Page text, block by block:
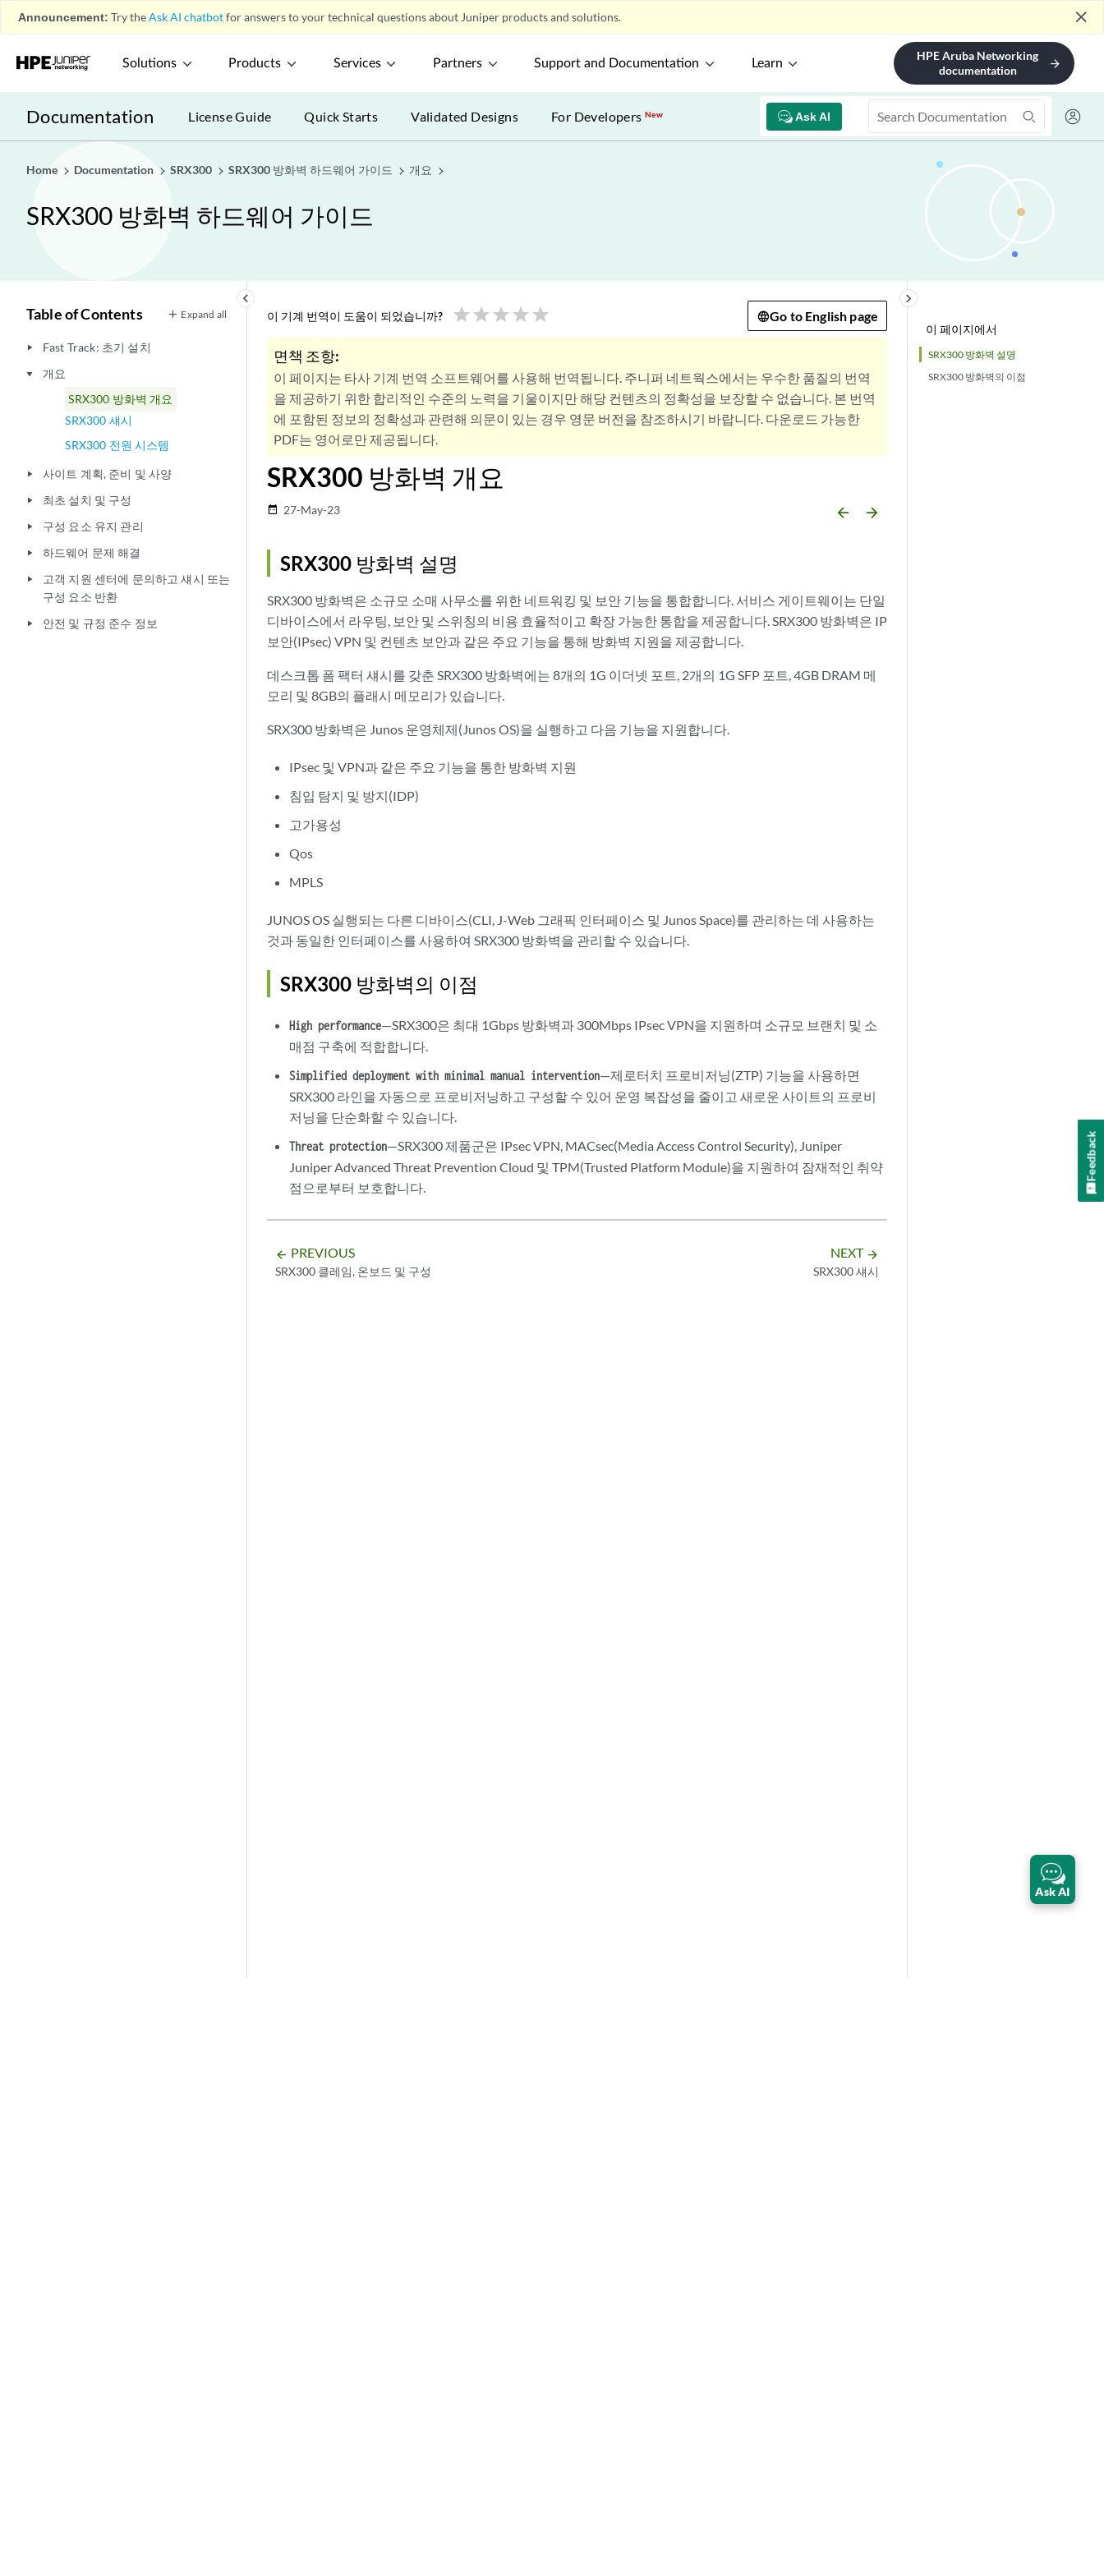
Announcement: Try theAsk AI chatbotfor answers to your technical questions about Juniper products and solutions. close
Solutions Products Services Partners Support and Documentation Learn
HPE Aruba Networking
documentation
arrow_forward
Documentation Ask AI
License Guide Quick Starts Validated Designs For DevelopersNew
Home Documentation SRX300 SRX300 방화벽 하드웨어 가이드 개요
SRX300 방화벽 하드웨어 가이드
keyboard_arrow_left
Table of Contents Expand all
play_arrow Fast Track: 초기 설치
play_arrow
개요
SRX300 방화벽 개요
SRX300 섀시
SRX300 전원 시스템
play_arrow 사이트 계획, 준비 및 사양
play_arrow 최초 설치 및 구성
play_arrow 구성 요소 유지 관리
play_arrow 하드웨어 문제 해결
play_arrow
고객 지원 센터에 문의하고 섀시 또는
구성 요소 반환
play_arrow 안전 및 규정 준수 정보
이 페이지에서
SRX300 방화벽 설명
SRX300 방화벽의 이점
keyboard_arrow_right
이 기계 번역이 도움이 되었습니까? star star star star star Go to English page
면책 조항:
이 페이지는 타사 기계 번역 소프트웨어를 사용해 번역됩니다. 주니퍼 네트웍스에서는 우수한 품질의 번역
을 제공하기 위한 합리적인 수준의 노력을 기울이지만 해당 컨텐츠의 정확성을 보장할 수 없습니다. 본 번역
에 포함된 정보의 정확성과 관련해 의문이 있는 경우 영문 버전을 참조하시기 바랍니다. 다운로드 가능한
PDF는 영어로만 제공됩니다.
SRX300 방화벽 개요
date_range 27-May-23 arrow_backward arrow_forward
SRX300 방화벽 설명
SRX300 방화벽은 소규모 소매 사무소를 위한 네트워킹 및 보안 기능을 통합합니다. 서비스 게이트웨이는 단일
디바이스에서 라우팅, 보안 및 스위칭의 비용 효율적이고 확장 가능한 통합을 제공합니다. SRX300 방화벽은 IP
보안(IPsec) VPN 및 컨텐츠 보안과 같은 주요 기능을 통해 방화벽 지원을 제공합니다.
데스크톱 폼 팩터 섀시를 갖춘 SRX300 방화벽에는 8개의 1G 이더넷 포트, 2개의 1G SFP 포트, 4GB DRAM 메
모리 및 8GB의 플래시 메모리가 있습니다.
SRX300 방화벽은 Junos 운영체제(Junos OS)을 실행하고 다음 기능을 지원합니다.
IPsec 및 VPN과 같은 주요 기능을 통한 방화벽 지원
침입 탐지 및 방지(IDP)
고가용성
Qos
MPLS
JUNOS OS 실행되는 다른 디바이스(CLI, J-Web 그래픽 인터페이스 및 Junos Space)를 관리하는 데 사용하는
것과 동일한 인터페이스를 사용하여 SRX300 방화벽을 관리할 수 있습니다.
SRX300 방화벽의 이점
High performance—SRX300은 최대 1Gbps 방화벽과 300Mbps IPsec VPN을 지원하며 소규모 브랜치 및 소
매점 구축에 적합합니다.
Simplified deployment with minimal manual intervention—제로터치 프로비저닝(ZTP) 기능을 사용하면
SRX300 라인을 자동으로 프로비저닝하고 구성할 수 있어 운영 복잡성을 줄이고 새로운 사이트의 프로비
저닝을 단순화할 수 있습니다.
Threat protection—SRX300 제품군은 IPsec VPN, MACsec(Media Access Control Security), Juniper
Juniper Advanced Threat Prevention Cloud 및 TPM(Trusted Platform Module)을 지원하여 잠재적인 취약
점으로부터 보호합니다.
arrow_backward PREVIOUS
SRX300 클레임, 온보드 및 구성
NEXT arrow_forward
SRX300 섀시
Ask AI
Feedback